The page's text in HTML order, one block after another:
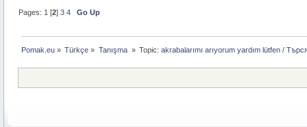
Pages:1 [2]3 4 Go Up
Pomak.eu » Türkçe » Tanışma » Topic:akrabalarımı arıyorum yardım lütfen /